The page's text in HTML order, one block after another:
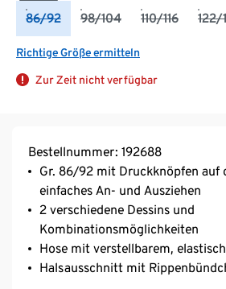
86/92 98/104 110/116 122/
Richtige Größe ermitteln
Zur Zeit nicht verfügbar
Bestellnummer: 192688
Gr. 86/92 mit Druckknöpfen auf
einfaches An- und Ausziehen
2 verschiedene Dessins und
Kombinationsmöglichkeiten
Hose mit verstellbarem,
Halsausschnitt mit